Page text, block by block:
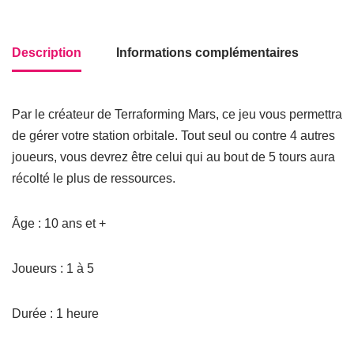
Description Informations complémentaires
Par le créateur de Terraforming Mars, ce jeu vous permettra
de gérer votre station orbitale. Tout seul ou contre 4 autres
joueurs, vous devrez être celui qui au bout de 5 tours aura
récolté le plus de ressources.
Âge : 10 ans et +
Joueurs : 1 à 5
Durée : 1 heure